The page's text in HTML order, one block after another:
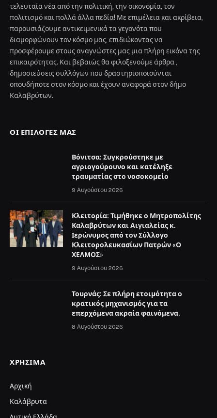
τελευταία νέα από την πολιτική, την οικονομία, τον
πολιτισμό και πολλά άλλα πεδία! Με επιμέλεια και ακρίβεια,
παρουσιάζουμε αντικειμενικά τα γεγονότα που
διαμορφώνουν τον κόσμο μας, επιδιώκοντας να
προσφέρουμε στους αναγνώστες μας μια πλήρη εικόνα της
επικαιρότητας. Και βεβαιώς θα φιλοξενούμε άρθρα ,
δημοσιεύσεις συλλόγων που δραστηριοποιούνται
οπουδήποτε στον κόσμο και έχουν αναφορά στον δήμο
Καλαβρύτων.
ΟΙ ΕΠΙΛΟΓΈΣ ΜΑΣ
Βόνιτσα: Συγκρούστηκε με
αγριογούρουνο και κατέληξε
τραυματίας στο νοσοκομείο
9 Αυγούστου 2026
Κλειτορία: Τιμήθηκε ο Μητροπολίτης
Καλαβρύτων και Αιγιαλείας κ.
Ιερώνυμος από τον Σύλλογο
Κλειτορολευκασίων Πατρών «Ο
ΧΕΛΜΟΣ»
9 Αυγούστου 2026
Τουρνάς: Σε πλήρη ετοιμότητα ο
κρατικός μηχανισμός για τα
επερχόμενα ακραία φαινόμενα.
8 Αυγούστου 2026
ΧΡΉΣΙΜΑ
Αρχική
Καλάβρυτα